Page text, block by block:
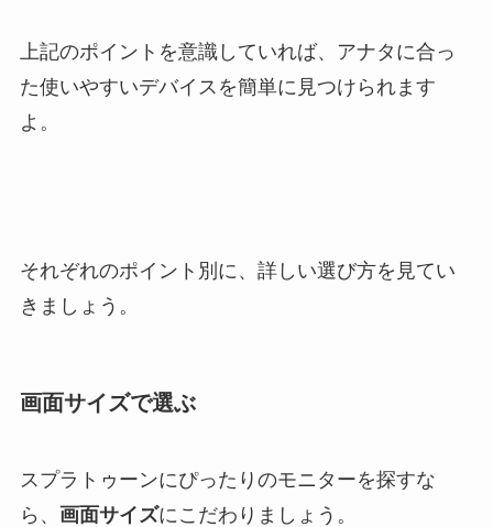
上記のポイントを意識していれば、アナタに合っ
た使いやすいデバイスを簡単に見つけられます
よ。
それぞれのポイント別に、詳しい選び方を見てい
きましょう。
画面サイズで選ぶ
スプラトゥーンにぴったりのモニターを探すな
ら、 画面サイズにこだわりましょう。